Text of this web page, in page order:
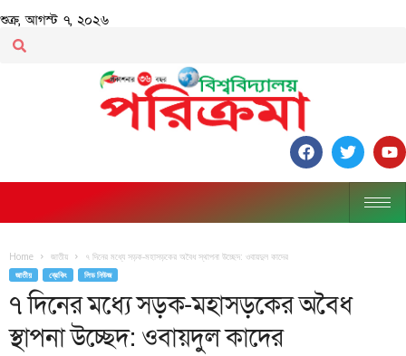
শুক্র, আগস্ট ৭, ২০২৬
Home জাতীয় ৭ দিনের মধ্যে সড়ক-মহাসড়কের অবৈধ স্থাপনা উচ্ছেদ: ওবায়দুল কাদের
জাতীয় ব্রেকিং লিড নিউজ
৭ দিনের মধ্যে সড়ক-মহাসড়কের অবৈধ
স্থাপনা উচ্ছেদ: ওবায়দুল কাদের